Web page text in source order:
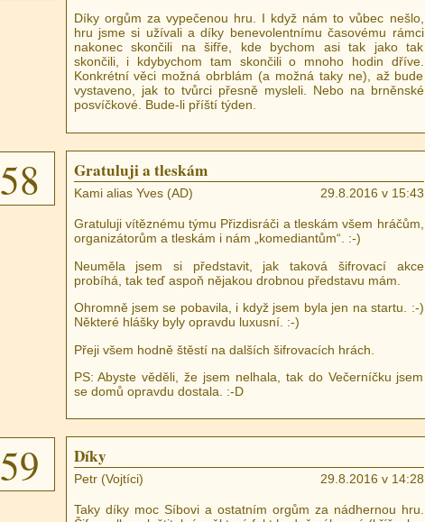
Díky orgům za vypečenou hru. I když nám to vůbec nešlo,
hru jsme si užívali a díky benevolentnímu časovému rámci
nakonec skončili na šifře, kde bychom asi tak jako tak
skončili, i kdybychom tam skončili o mnoho hodin dříve.
Konkrétní věci možná obrblám (a možná taky ne), až bude
vystaveno, jak to tvůrci přesně mysleli. Nebo na brněnské
posvíčkové. Bude-li příští týden.
58 Gratuluji a tleskám
Kami alias Yves (AD) 29.8.2016 v 15:43
Gratuluji vítěznému týmu Přizdisráči a tleskám všem hráčům,
organizátorům a tleskám i nám „komediantům“. :-)
Neuměla jsem si představit, jak taková šifrovací akce
probíhá, tak teď aspoň nějakou drobnou představu mám.
Ohromně jsem se pobavila, i když jsem byla jen na startu. :-)
Některé hlášky byly opravdu luxusní. :-)
Přeji všem hodně štěstí na dalších šifrovacích hrách.
PS: Abyste věděli, že jsem nelhala, tak do Večerníčku jsem
se domů opravdu dostala. :-D
59 Díky
Petr (Vojtíci) 29.8.2016 v 14:28
Taky díky moc Síbovi a ostatním orgům za nádhernou hru.